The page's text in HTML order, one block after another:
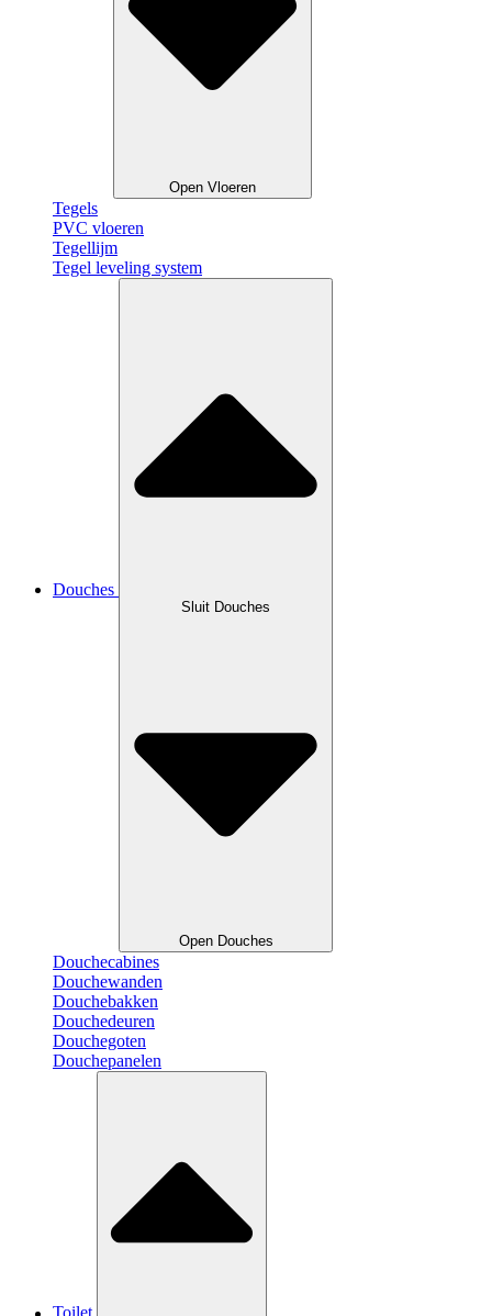
Open Vloeren
Tegels
PVC vloeren
Tegellijm
Tegel leveling system
Douches
Sluit Douches
Open Douches
Douchecabines
Douchewanden
Douchebakken
Douchedeuren
Douchegoten
Douchepanelen